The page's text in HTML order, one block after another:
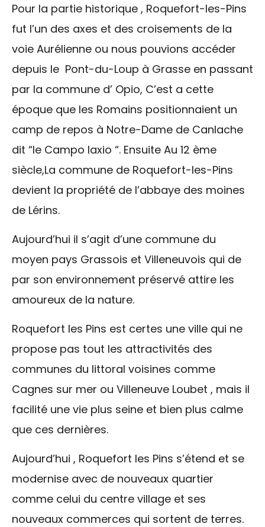
Pour la partie historique , Roquefort-les-Pins
fut l’un des axes et des croisements de la
voie Aurélienne ou nous pouvions accéder
depuis le Pont-du-Loup à Grasse en passant
par la commune d’ Opio, C’est a cette
époque que les Romains positionnaient un
camp de repos à Notre-Dame de Canlache
dit “le Campo laxio “. Ensuite Au 12 ème
siècle,La commune de Roquefort-les-Pins
devient la propriété de l’abbaye des moines
de Lérins.
Aujourd’hui il s’agit d’une commune du
moyen pays Grassois et Villeneuvois qui de
par son environnement préservé attire les
amoureux de la nature.
Roquefort les Pins est certes une ville qui ne
propose pas tout les attractivités des
communes du littoral voisines comme
Cagnes sur mer ou Villeneuve Loubet , mais il
facilité une vie plus seine et bien plus calme
que ces dernières.
Aujourd’hui , Roquefort les Pins s’étend et se
modernise avec de nouveaux quartier
comme celui du centre village et ses
nouveaux commerces qui sortent de terres.